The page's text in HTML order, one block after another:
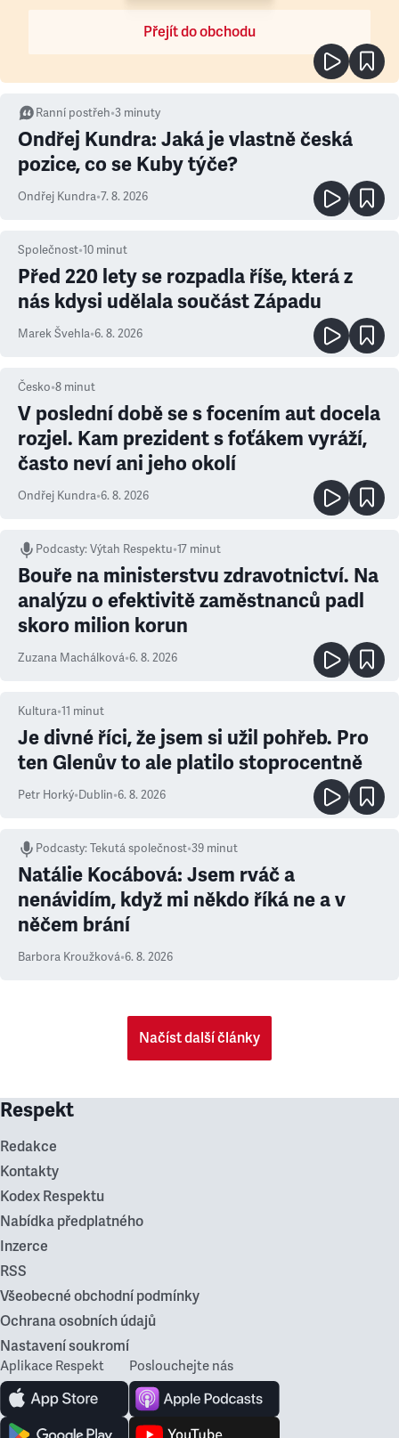
Přejít do obchodu
Ranní postřeh•3 minuty
Ondřej Kundra: Jaká je vlastně česká
pozice, co se Kuby týče?
Ondřej Kundra•7. 8. 2026
Společnost•10 minut
Před 220 lety se rozpadla říše, která z
nás kdysi udělala součást Západu
Marek Švehla•6. 8. 2026
Česko•8 minut
V poslední době se s focením aut docela
rozjel. Kam prezident s foťákem vyráží,
často neví ani jeho okolí
Ondřej Kundra•6. 8. 2026
Podcasty:Výtah Respektu•17 minut
Bouře na ministerstvu zdravotnictví. Na
analýzu o efektivitě zaměstnanců padl
skoro milion korun
Zuzana Machálková•6. 8. 2026
Kultura•11 minut
Je divné říci, že jsem si užil pohřeb. Pro
ten Glenův to ale platilo stoprocentně
Petr Horký•Dublin•6. 8. 2026
Podcasty:Tekutá společnost•39 minut
Natálie Kocábová: Jsem rváč a
nenávidím, když mi někdo říká ne a v
něčem brání
Barbora Kroužková•6. 8. 2026
Načíst další články
Respekt
Redakce
Kontakty
Kodex Respektu
Nabídka předplatného
Inzerce
RSS
Všeobecné obchodní podmínky
Ochrana osobních údajů
Nastavení soukromí
Aplikace Respekt Poslouchejte nás